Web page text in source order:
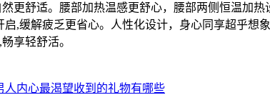
更舒适。腰部加热温感更舒心，腰部两侧恒温加
,缓解疲乏更省心。人性化设计，身心同享超乎想
享轻舒活。
人内心最渴望收到的礼物有哪些